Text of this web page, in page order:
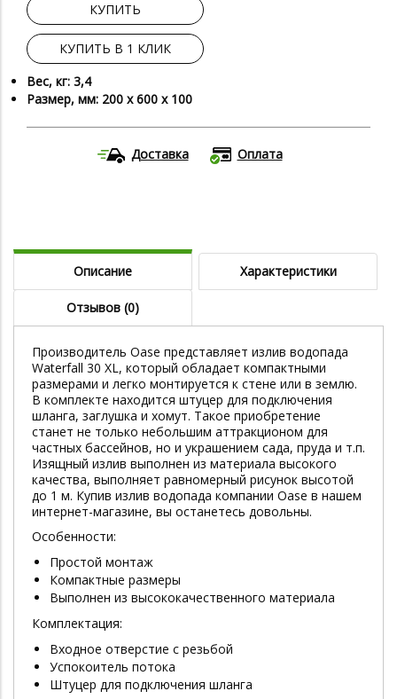
КУПИТЬ
КУПИТЬ В 1 КЛИК
Вес, кг: 3,4
Размер, мм: 200 х 600 х 100
Доставка Оплата
Описание Характеристики
Отзывов (0)
Производитель Oase представляет излив водопада
Waterfall 30 XL, который обладает компактными
размерами и легко монтируется к стене или в землю.
В комплекте находится штуцер для подключения
шланга, заглушка и хомут. Такое приобретение
станет не только небольшим аттракционом для
частных бассейнов, но и украшением сада, пруда и т.п.
Изящный излив выполнен из материала высокого
качества, выполняет равномерный рисунок высотой
до 1 м. Купив излив водопада компании Oase в нашем
интернет-магазине, вы останетесь довольны.
Особенности:
Простой монтаж
Компактные размеры
Выполнен из высококачественного материала
Комплектация:
Входное отверстие с резьбой
Успокоитель потока
Штуцер для подключения шланга